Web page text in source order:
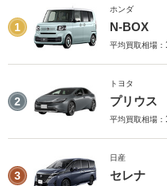
1
ホンダ
N-BOX
平均買取相場：
2
トヨタ
プリウス
平均買取相場：
3
日産
セレナ